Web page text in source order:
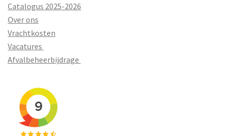
Catalogus 2025-2026
Over ons
Vrachtkosten
Vacatures
Afvalbeheerbijdrage